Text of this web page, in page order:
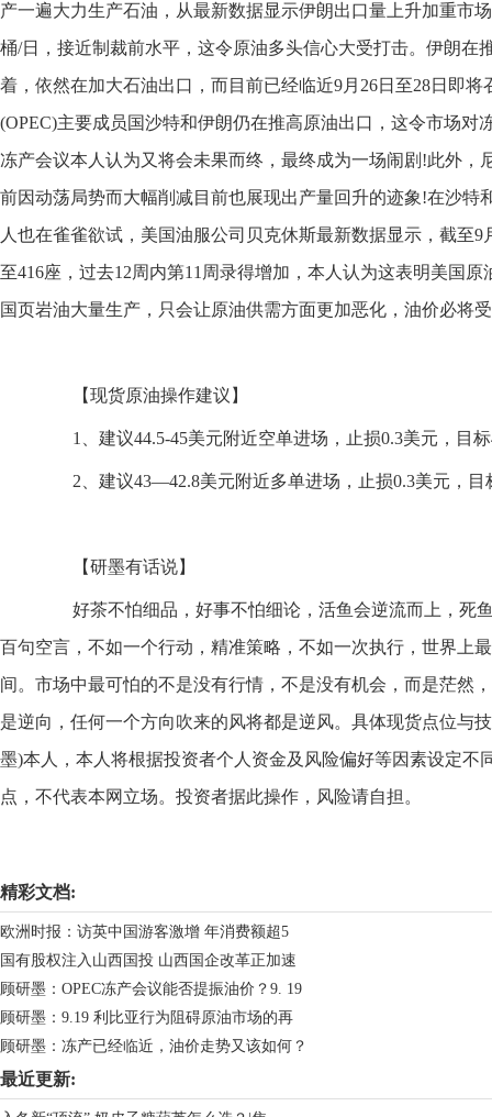
产一遍大力生产石油，从最新数据显示伊朗出口量上升加重市
桶/日，接近制裁前水平，这令原油多头信心大受打击。伊朗在
着，依然在加大石油出口，而目前已经临近9月26日至28日即
(OPEC)主要成员国沙特和伊朗仍在推高原油出口，这令市场对
冻产会议本人认为又将会未果而终，最终成为一场闹剧!此外，
前因动荡局势而大幅削减目前也展现出产量回升的迹象!在沙特
人也在雀雀欲试，美国油服公司贝克休斯最新数据显示，截至
至416座，过去12周内第11周录得增加，本人认为这表明美国
国页岩油大量生产，只会让原油供需方面更加恶化，油价必将
【现货原油操作建议】
1、建议44.5-45美元附近空单进场，止损0.3美元，目
2、建议43—42.8美元附近多单进场，止损0.3美元，目
【研墨有话说】
好茶不怕细品，好事不怕细论，活鱼会逆流而上，死
百句空言，不如一个行动，精准策略，不如一次执行，世界上
间。市场中最可怕的不是没有行情，不是没有机会，而是茫然
是逆向，任何一个方向吹来的风将都是逆风。具体现货点位与
墨)本人，本人将根据投资者个人资金及风险偏好等因素设定不
点，不代表本网立场。投资者据此操作，风险请自担。
精彩文档:
欧洲时报：访英中国游客激增 年消费额超5
国有股权注入山西国投 山西国企改革正加速
顾研墨：OPEC冻产会议能否提振油价？9. 19
顾研墨：9.19 利比亚行为阻碍原油市场的再
顾研墨：冻产已经临近，油价走势又该如何？
最近更新: